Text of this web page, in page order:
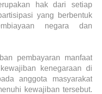
hak dari setiap
yang berbentuk
negara dan
pembayaran manfaat
kenegaraan di
anggota masyarakat
kewajiban tersebut.